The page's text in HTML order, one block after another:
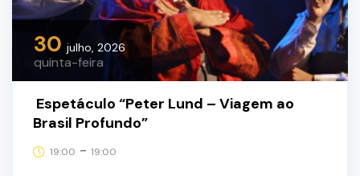
30 julho, 2026
quinta-feira
Espetáculo “Peter Lund – Viagem ao
Brasil Profundo”
19:00 - 19:00